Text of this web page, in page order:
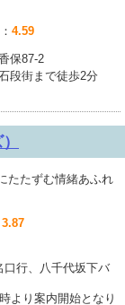
4.59
保87-2
段街まで徒歩2分
たたずむ情緒あふれ
3.87
行、八千代坂下バ
より案内開始となり